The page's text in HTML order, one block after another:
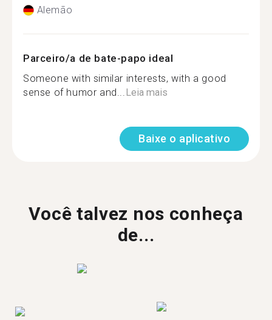
Alemão
Parceiro/a de bate-papo ideal
Someone with similar interests, with a good
sense of humor and...Leia mais
Baixe o aplicativo
Você talvez nos conheça
de...